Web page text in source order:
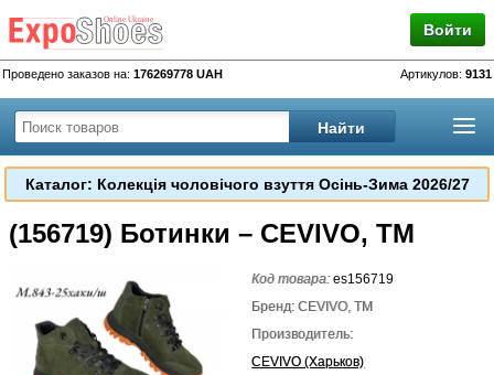
Войти
Проведено заказов на: 176269778 UAH Артикулов: 9131
Каталог: Колекція чоловічого взуття Осінь-Зима 2026/27
(156719) Ботинки – CEVIVO, TM
Код товара:es156719
Бренд: CEVIVO, TM
Производитель:
CEVIVO (Харьков)